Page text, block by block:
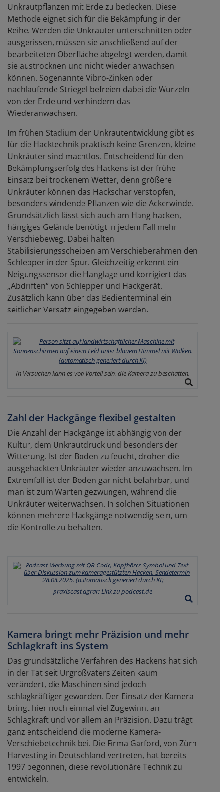
Unkrautpflanzen mit Erde zu bedecken. Diese
Methode eignet sich für die Bekämpfung in der
Reihe. Werden die Unkräuter unterschnitten oder
ausgerissen, müssen sie anschließend auf der
bearbeiteten Oberfläche abgelegt werden, damit
sie austrocknen und nicht wieder anwachsen
können. Sogenannte Vibro-Zinken oder
nachlaufende Striegel befreien dabei die Wurzeln
von der Erde und verhindern das
Wiederanwachsen.
Im frühen Stadium der Unkrautentwicklung gibt es
für die Hacktechnik praktisch keine Grenzen, kleine
Unkräuter sind machtlos. Entscheidend für den
Bekämpfungserfolg des Hackens ist der frühe
Einsatz bei trockenem Wetter, denn größere
Unkräuter können das Hackschar verstopfen,
besonders windende Pflanzen wie die Ackerwinde.
Grundsätzlich lässt sich auch am Hang hacken,
hängiges Gelände benötigt in jedem Fall mehr
Verschiebeweg. Dabei halten
Stabilisierungsscheiben am Verschieberahmen den
Schlepper in der Spur. Gleichzeitig erkennt ein
Neigungssensor die Hanglage und korrigiert das
„Abdriften“ von Schlepper und Hackgerät.
Zusätzlich kann über das Bedienterminal ein
seitlicher Versatz eingegeben werden.
In Versuchen kann es von Vorteil sein, die Kamera zu beschatten.
Zahl der Hackgänge flexibel gestalten
Die Anzahl der Hackgänge ist abhängig von der
Kultur, dem Unkrautdruck und besonders der
Witterung. Ist der Boden zu feucht, drohen die
ausgehackten Unkräuter wieder anzuwachsen. Im
Extremfall ist der Boden gar nicht befahrbar, und
man ist zum Warten gezwungen, während die
Unkräuter weiterwachsen. In solchen Situationen
können mehrere Hackgänge notwendig sein, um
die Kontrolle zu behalten.
praxiscast.agrar; Link zu podcast.de
Kamera bringt mehr Präzision und mehr
Schlagkraft ins System
Das grundsätzliche Verfahren des Hackens hat sich
in der Tat seit Urgroßvaters Zeiten kaum
verändert, die Maschinen sind jedoch
schlagkräftiger geworden. Der Einsatz der Kamera
bringt hier noch einmal viel Zugewinn: an
Schlagkraft und vor allem an Präzision. Dazu trägt
ganz entscheidend die moderne Kamera-
Verschiebetechnik bei. Die Firma Garford, von Zürn
Harvesting in Deutschland vertreten, hat bereits
1997 begonnen, diese revolutionäre Technik zu
entwickeln.